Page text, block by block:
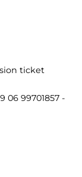
ticket
06 99701857 -